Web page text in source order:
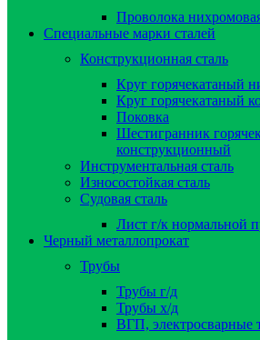
Проволока
Специальные марки сталей
Конструкционная сталь
Круг горячекатаный
Круг горячекатаный
Поковка
Шестигранник
конструкционный
Инструментальная сталь
Износостойкая сталь
Судовая сталь
Лист г/к нормальной
Черный металлопрокат
Трубы
Трубы г/д
Трубы х/д
ВГП, электросварные